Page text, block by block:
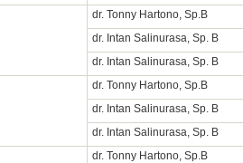
dr. Tonny Hartono, Sp.B
dr. Intan Salinurasa, Sp. B
dr. Intan Salinurasa, Sp. B
dr. Tonny Hartono, Sp.B
dr. Intan Salinurasa, Sp. B
dr. Intan Salinurasa, Sp. B
dr. Tonny Hartono, Sp.B